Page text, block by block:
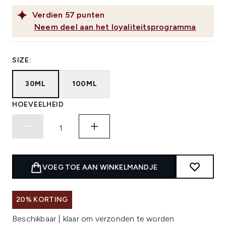
Verdien 57 punten
Neem deel aan het loyaliteitsprogramma
SIZE:
30ML 100ML
HOEVEELHEID
VOEG TOE AAN WINKELMANDJE
20% KORTING
Beschikbaar | klaar om verzonden te worden